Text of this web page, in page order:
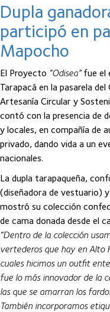
Dupla
participó en
Mapocho
El Proyecto “Odisea”fue el
Tarapacá en la pasarela
Artesanía Circular y
contó con la presencia de
y locales, en compañía de
privado, dando vida a un
nacionales.
La dupla tarapaqueña,
(diseñadora de vestuario)
mostró su colección
de cama donada desde el
“Dentro de la colección
vertederos que hay en Alto
cuales hicimos un outfit
fue lo más innovador de la
las que se amarran los
También incorporamos